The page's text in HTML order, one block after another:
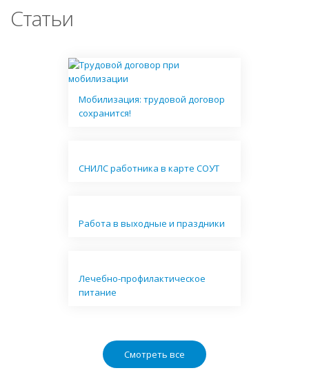
Статьи
Мобилизация: трудовой договор
сохранится!
СНИЛС работника в карте СОУТ
Работа в выходные и праздники
Лечебно-профилактическое
питание
Смотреть все